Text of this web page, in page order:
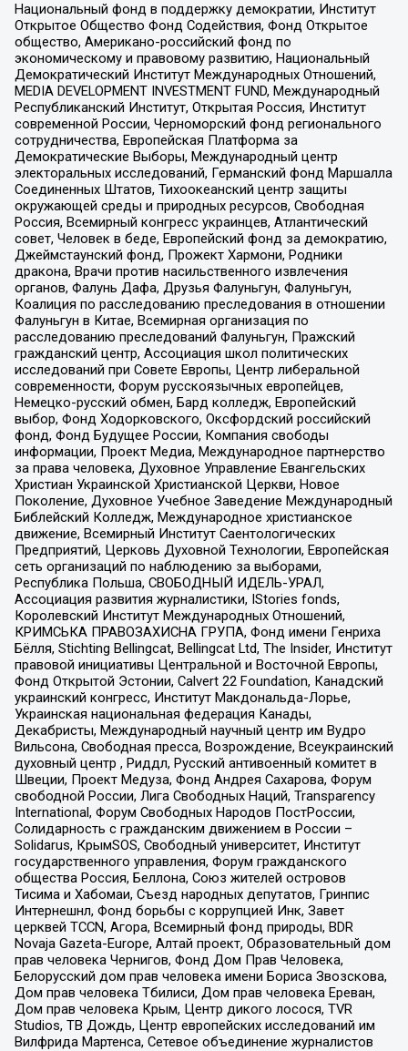
Национальный фонд в поддержку демократии, Институт
Открытое Общество Фонд Содействия, Фонд Открытое
общество, Американо-российский фонд по
экономическому и правовому развитию, Национальный
Демократический Институт Международных Отношений,
MEDIA DEVELOPMENT INVESTMENT FUND, Международный
Республиканский Институт, Открытая Россия, Институт
современной России, Черноморский фонд регионального
сотрудничества, Европейская Платформа за
Демократические Выборы, Международный центр
электоральных исследований, Германский фонд Маршалла
Соединенных Штатов, Тихоокеанский центр защиты
окружающей среды и природных ресурсов, Свободная
Россия, Всемирный конгресс украинцев, Атлантический
совет, Человек в беде, Европейский фонд за демократию,
Джеймстаунский фонд, Прожект Хармони, Родники
дракона, Врачи против насильственного извлечения
органов, Фалунь Дафа, Друзья Фалуньгун, Фалуньгун,
Коалиция по расследованию преследования в отношении
Фалуньгун в Китае, Всемирная организация по
расследованию преследований Фалуньгун, Пражский
гражданский центр, Ассоциация школ политических
исследований при Совете Европы, Центр либеральной
современности, Форум русскоязычных европейцев,
Немецко-русский обмен, Бард колледж, Европейский
выбор, Фонд Ходорковского, Оксфордский российский
фонд, Фонд Будущее России, Компания свободы
информации, Проект Медиа, Международное партнерство
за права человека, Духовное Управление Евангельских
Христиан Украинской Христианской Церкви, Новое
Поколение, Духовное Учебное Заведение Международный
Библейский Колледж, Международное христианское
движение, Всемирный Институт Саентологических
Предприятий, Церковь Духовной Технологии, Европейская
сеть организаций по наблюдению за выборами,
Республика Польша, СВОБОДНЫЙ ИДЕЛЬ-УРАЛ,
Ассоциация развития журналистики, IStories fonds,
Королевский Институт Международных Отношений,
КРИМСЬКА ПРАВОЗАХИСНА ГРУПА, Фонд имени Генриха
Бёлля, Stichting Bellingcat, Bellingcat Ltd, The Insider, Институт
правовой инициативы Центральной и Восточной Европы,
Фонд Открытой Эстонии, Calvert 22 Foundation, Канадский
украинский конгресс, Институт Макдональда-Лорье,
Украинская национальная федерация Канады,
Декабристы, Международный научный центр им Вудро
Вильсона, Свободная пресса, Возрождение, Всеукраинский
духовный центр , Риддл, Русский антивоенный комитет в
Швеции, Проект Медуза, Фонд Андрея Сахарова, Форум
свободной России, Лига Свободных Наций, Transparеncy
International, Форум Свободных Народов ПостРоссии,
Солидарность с гражданским движением в России –
Solidarus, КрымSOS, Свободный университет, Институт
государственного управления, Форум гражданского
общества Россия, Беллона, Союз жителей островов
Тисима и Хабомаи, Съезд народных депутатов, Гринпис
Интернешнл, Фонд борьбы с коррупцией Инк, Завет
церквей TCCN, Агора, Всемирный фонд природы, BDR
Novaja Gazeta-Europe, Алтай проект, Образовательный дом
прав человека Чернигов, Фонд Дом Прав Человека,
Белорусский дом прав человека имени Бориса Звозскова,
Дом прав человека Тбилиси, Дом прав человека Ереван,
Дом прав человека Крым, Центр дикого лосося, TVR
Studios, ТВ Дождь, Центр европейских исследований им
Вилфрида Мартенса, Сетевое объединение журналистов